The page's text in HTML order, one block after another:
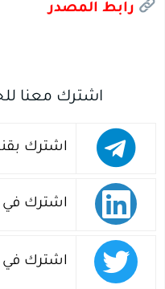
رابط المصدر
اشترك معنا
اشترك
اشترك في linkein
اشترك في